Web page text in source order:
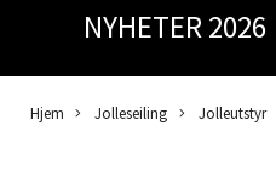
NYHETER 2026
Hjem Jolleseiling Jolleutstyr